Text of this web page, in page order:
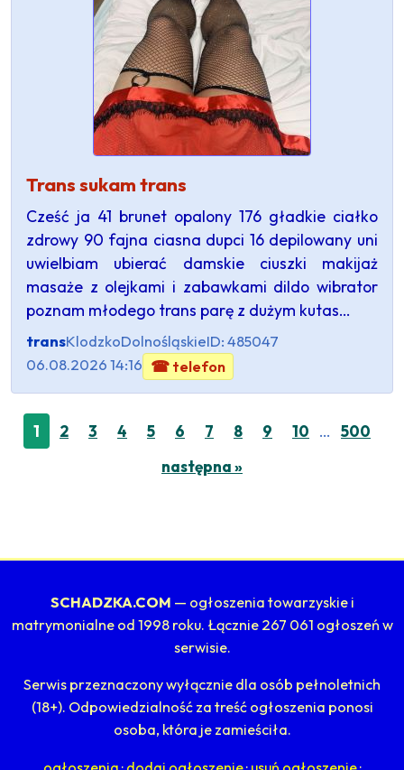
Trans sukam trans
Cześć ja 41 brunet opalony 176 gładkie ciałko
zdrowy 90 fajna ciasna dupci 16 depilowany uni
uwielbiam ubierać damskie ciuszki makijaż
masaże z olejkami i zabawkami dildo wibrator
poznam młodego trans parę z dużym kutas…
transKlodzkoDolnośląskieID: 485047
06.08.2026 14:16 ☎ telefon
1 2 3 4 5 6 7 8 9 10 …
500
następna »
SCHADZKA.COM — ogłoszenia towarzyskie i
matrymonialne od 1998 roku. Łącznie 267 061 ogłoszeń w
serwisie.
Serwis przeznaczony wyłącznie dla osób pełnoletnich
(18+). Odpowiedzialność za treść ogłoszenia ponosi
osoba, która je zamieściła.